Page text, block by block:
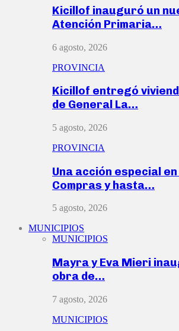
Kicillof inauguró un
Atención Primaria…
6 agosto, 2026
PROVINCIA
Kicillof entregó
de General La…
5 agosto, 2026
PROVINCIA
Una acción especial
Compras y hasta…
5 agosto, 2026
MUNICIPIOS
MUNICIPIOS
Mayra y Eva Mieri
obra de…
7 agosto, 2026
MUNICIPIOS